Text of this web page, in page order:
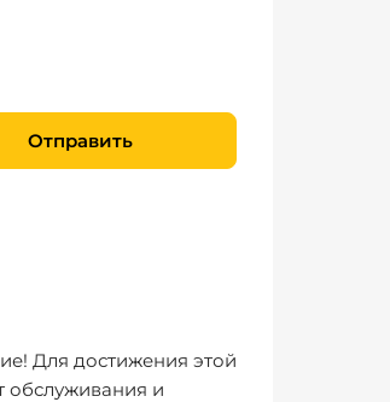
Отправить
Для достижения этой
обслуживания и